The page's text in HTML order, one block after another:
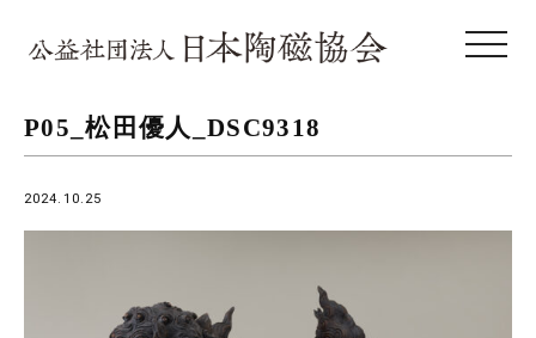
toggle
P05_松田優人_DSC9318
2024.10.25